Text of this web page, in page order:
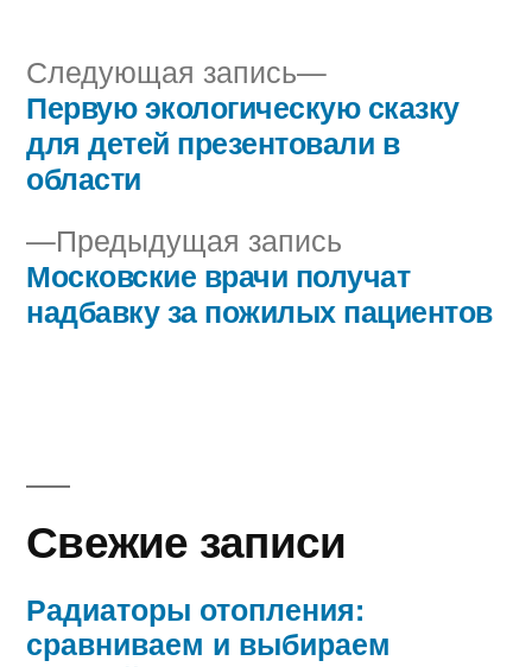
Навигация
по
записям
Предыдущая запись
запись:
Московские врачи получат
надбавку за пожилых пациентов
Следующая запись
Следующая
запись:
Первую экологическую сказку
для детей презентовали в
области
Свежие записи
Радиаторы отопления:
сравниваем и выбираем